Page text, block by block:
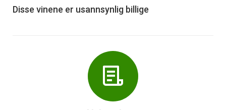
6
Disse vinene er usannsynlig billige